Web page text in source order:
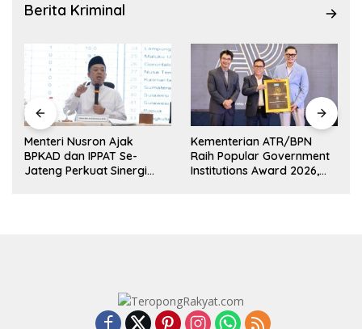
Berita Kriminal
Menteri Nusron Ajak
BPKAD dan IPPAT Se-
Jateng Perkuat Sinergi
Kementerian ATR/BPN
Raih Popular Government
Institutions Award 2026,